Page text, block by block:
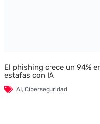
El phishing crece un 94%
estafas con IA
AI, Ciberseguridad